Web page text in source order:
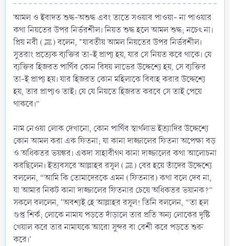
আমল ও ইবাদত শুদ্ধ-অশুদ্ধ এবং তাতে সওয়াব পাওয়া- না পাওয়ার
কথা নিয়তের উপর নির্ভরশীল। নিয়ত শুদ্ধ হলে আমল শুদ্ধ; নচেৎ না।
প্রিয় নবী (ﷺ) বলেন, "যাবতীয় আমল নিয়তের উপর নির্ভরশীল।
সুতরাং প্রত্যেক ব্যক্তির তা-ই প্রাপ্য হয়, যার সে নিয়ত করে থাকে। যে
ব্যক্তির হিজরত পার্থিব কোন বিষয় লাভের উদ্দেশ্যে হয়, সে ব্যক্তির
তা-ই প্রাপ্য হয়। যার হিজরত কোন মহিলাকে বিবাহ করার উদ্দেশ্যে
হয়, তার প্রাপ্যও তাই। যে যে নিয়তে হিজরত করবে সে তাই পেয়ে
থাকবে।”
নাম নেওয়া লোক দেখানো, কোন পার্থিব স্বার্থলাভ ইত্যাদির উদ্দেশ্যে
কোন আমল করা এক ফিতনা; যা কানা দাজ্জালের ফিতনা অপেক্ষা বড়
ও অধিকতর ভয়ঙ্কর। একদা সাহাবীগণ কানা দাজ্জালের কথা আলোচনা
করছিলেন। ইত্যবসরে আল্লাহর রসূল (ﷺ) বের হয়ে তাঁদের উদ্দেশ্যে
বললেন, “আমি কি তোমাদেরকে এমন (ফিতনার) কথা বলে দেব না,
যা আমার নিকট কানা দাজ্জালের ফিতনার চেয়ে অধিকতর ভয়ানক?”
সকলে বললেন, 'অবশ্যই হে আল্লাহর রসূল! তিনি বললেন, “তা হল
গুপ্ত শির্ক; লোকে নামায পড়তে দাঁড়ালে তার প্রতি অন্য লোকের দৃষ্টি
খেয়াল করে তার নামাযকে আরো সুন্দর বা বেশী করে পড়তে শুরু
করে।'